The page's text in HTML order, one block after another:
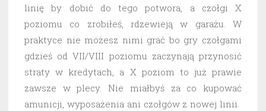
linię by dobić do tego potwora, a czołgi X
poziomu co zrobiłeś, rdzewieją w garażu. W
praktyce nie możesz nimi grać bo gry czołgami
gdzieś od VII/VIII poziomu zaczynają przynosić
straty w kredytach, a X poziom to już prawie
zawsze w plecy. Nie miałbyś za co kupować
amunicji, wyposażenia ani czołgów z nowej linii.